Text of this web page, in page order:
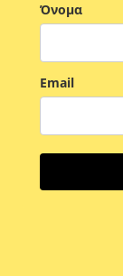
Όνομα
Email